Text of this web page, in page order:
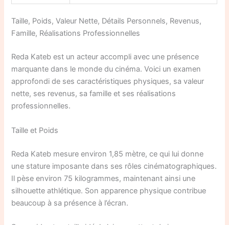
Taille, Poids, Valeur Nette, Détails Personnels, Revenus,
Famille, Réalisations Professionnelles
Reda Kateb est un acteur accompli avec une présence
marquante dans le monde du cinéma. Voici un examen
approfondi de ses caractéristiques physiques, sa valeur
nette, ses revenus, sa famille et ses réalisations
professionnelles.
Taille et Poids
Reda Kateb mesure environ 1,85 mètre, ce qui lui donne
une stature imposante dans ses rôles cinématographiques.
Il pèse environ 75 kilogrammes, maintenant ainsi une
silhouette athlétique. Son apparence physique contribue
beaucoup à sa présence à l’écran.